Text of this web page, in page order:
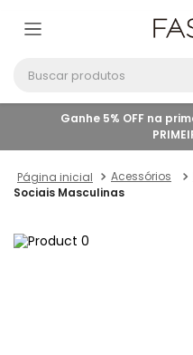
Ganhe 5% OFF na
Acessórios
Sociais Masculinas